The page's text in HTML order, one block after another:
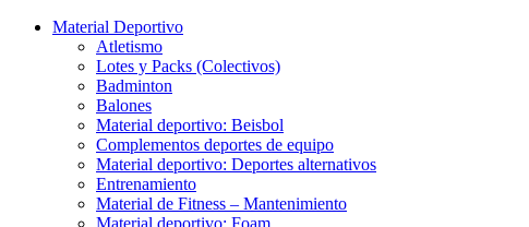
Material Deportivo
Atletismo
Lotes y Packs (Colectivos)
Badminton
Balones
Material deportivo: Beisbol
Complementos deportes de equipo
Material deportivo: Deportes alternativos
Entrenamiento
Material de Fitness – Mantenimiento
Material deportivo: Foam